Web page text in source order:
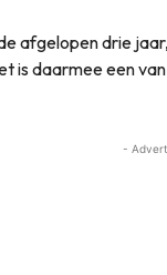
afgelopen drie
is daarmee een
-